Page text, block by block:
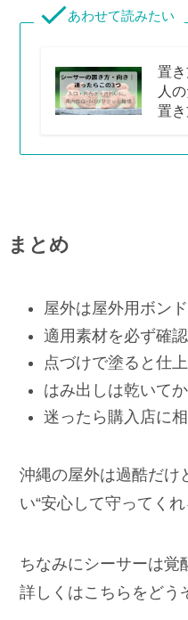
あわせて読みたい
置
人
置
まとめ
屋外は屋外用ボン
適用素材を必ず確認
点づけで塗ると仕
はみ出しは乾いて
迷ったら購入店に
沖縄の屋外は過酷だけ
い“安心して守ってく
ちなみにシーサーは覚
詳しくはこちらをどう